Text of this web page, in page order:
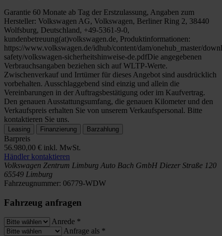
Garantie 60 Monate ab Tag der Erstzulassung, Angaben zum
Hersteller: Volkswagen AG, Volkswagen, Berliner Ring 2, 38440
Wolfsburg, Deutschland, +49-5361-9-0,
kundenbetreuung(at)volkswagen.de, Produktinformationen:
https://www.volkswagen.de/idhub/content/dam/onehub_master/
safety/volkswagen-sicherheitshinweise-de.pdfDie angegebenen
Verbrauchsangaben beziehen sich auf WLTP-Werte.
Zwischenverkauf und Irrtümer für dieses Angebot sind ausdrücklich
vorbehalten. Ausschlaggebend sind einzig und allein die
Vereinbarungen in der Auftragsbestätigung oder im Kaufvertrag.
Den genauen Ausstattungsumfang, die genauen Kilometer und den
Verkaufspreis erhalten Sie von unserem Verkaufspersonal. Bitte
kontaktieren Sie uns.
Leasing Finanzierung Barzahlung
Barpreis
56.980,00 € inkl. MwSt.
Händler kontaktieren
Volkswagen Zentrum Limburg Auto Bach GmbH Diezer Straße 120
65549 Limburg
Fahrzeugnummer: 06779-WDW
Fahrzeug anfragen
Anrede *
Anfrage als *